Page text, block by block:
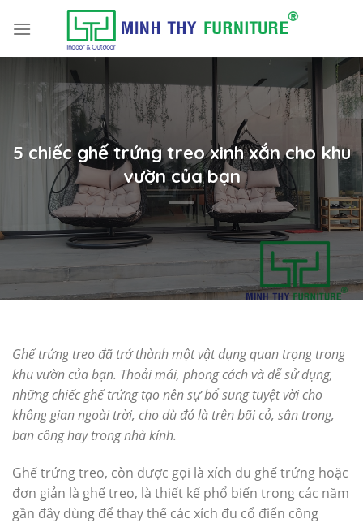
5 chiếc ghế trứng treo xinh xắn cho khu
vườn của bạn
Ghế trứng treo đã trở thành một vật dụng quan trọng trong
khu vườn của bạn. Thoải mái, phong cách và dễ sử dụng,
những chiếc ghế trứng tạo nên sự bổ sung tuyệt vời cho
không gian ngoài trời, cho dù đó là trên bãi cỏ, sân trong,
ban công hay trong nhà kính.
Ghế trứng treo, còn được gọi là xích đu ghế trứng hoặc
đơn giản là ghế treo, là thiết kế phổ biến trong các năm
gần đây dùng để thay thế các xích đu cổ điển cồng